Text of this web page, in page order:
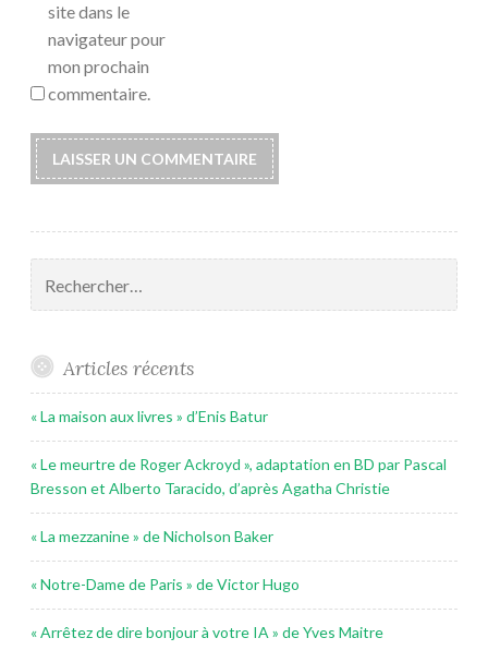
site dans le
navigateur pour
mon prochain
commentaire.
Articles récents
« La maison aux livres » d’Enis Batur
« Le meurtre de Roger Ackroyd », adaptation en BD par Pascal
Bresson et Alberto Taracido, d’après Agatha Christie
« La mezzanine » de Nicholson Baker
« Notre-Dame de Paris » de Victor Hugo
« Arrêtez de dire bonjour à votre IA » de Yves Maitre